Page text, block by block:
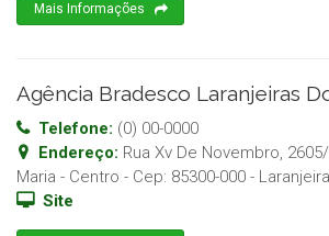
Mais Informações
Agência Bradesco Laranjeiras
Telefone: (0) 00-0000
Endereço: Rua Xv De Novembro,
Maria - Centro - Cep: 85300-000 -
Site